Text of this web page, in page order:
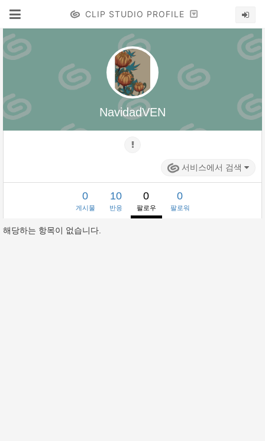
CLIP STUDIO PROFILE
NavidadVEN
서비스에서 검색
0
게시물
10
반응
0
팔로우
0
팔로워
해당하는 항목이 없습니다.